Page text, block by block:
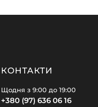
КОНТАКТИ
Щодня з 9:00 до 19:00
+380 (97) 636 06 16